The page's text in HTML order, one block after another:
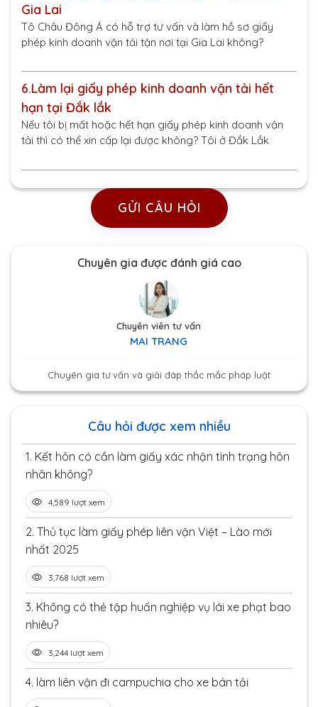
Gia Lai
Tô Châu Đông Á có hỗ trợ tư vấn và làm hồ sơ giấy
phép kinh doanh vận tải tận nơi tại Gia Lai không?
6.Làm lại giấy phép kinh doanh vận tải hết
hạn tại Đắk lắk
Nếu tôi bị mất hoặc hết hạn giấy phép kinh doanh vận
tải thì có thể xin cấp lại được không? Tôi ở Đắk Lắk
GỬI CÂU HỎI
Chuyên gia được đánh giá cao
Chuyên viên tư vấn
MAI TRANG
Chuyên gia tư vấn và giải đáp thắc mắc pháp luật
Câu hỏi được xem nhiều
1. Kết hôn có cần làm giấy xác nhận tình trạng hôn
nhân không?
4,589 lượt xem
2. Thủ tục làm giấy phép liên vận Việt – Lào mới
nhất 2025
3,768 lượt xem
3. Không có thẻ tập huấn nghiệp vụ lái xe phạt bao
nhiêu?
3,244 lượt xem
4. làm liên vận đi campuchia cho xe bán tải